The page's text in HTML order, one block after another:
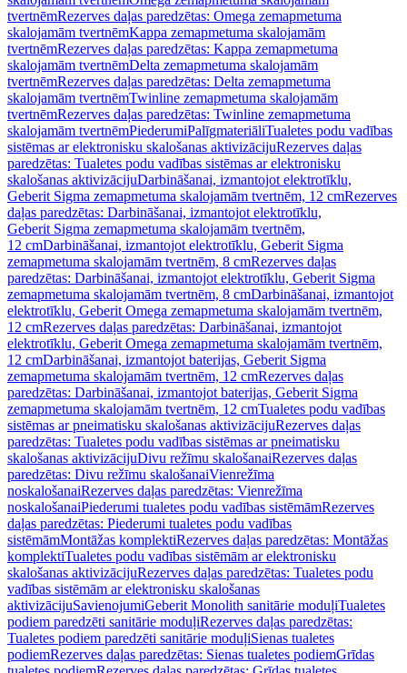
tvertnēmRezerves daļas paredzētas: Omega zemapmetuma
skalojamām tvertnēmKappa zemapmetuma skalojamām
tvertnēmRezerves daļas paredzētas: Kappa zemapmetuma
skalojamām tvertnēmDelta zemapmetuma skalojamām
tvertnēmRezerves daļas paredzētas: Delta zemapmetuma
skalojamām tvertnēmTwinline zemapmetuma skalojamām
tvertnēmRezerves daļas paredzētas: Twinline zemapmetuma
skalojamām tvertnēmPiederumiPalīgmateriāliTualetes podu vadības
sistēmas ar elektronisku skalošanas aktivizācijuRezerves daļas
paredzētas: Tualetes podu vadības sistēmas ar elektronisku
skalošanas aktivizācijuDarbināšanai, izmantojot elektrotīklu,
Geberit Sigma zemapmetuma skalojamām tvertnēm, 12 cmRezerves
daļas paredzētas: Darbināšanai, izmantojot elektrotīklu,
Geberit Sigma zemapmetuma skalojamām tvertnēm,
12 cmDarbināšanai, izmantojot elektrotīklu, Geberit Sigma
zemapmetuma skalojamām tvertnēm, 8 cmRezerves daļas
paredzētas: Darbināšanai, izmantojot elektrotīklu, Geberit Sigma
zemapmetuma skalojamām tvertnēm, 8 cmDarbināšanai, izmantojot
elektrotīklu, Geberit Omega zemapmetuma skalojamām tvertnēm,
12 cmRezerves daļas paredzētas: Darbināšanai, izmantojot
elektrotīklu, Geberit Omega zemapmetuma skalojamām tvertnēm,
12 cmDarbināšanai, izmantojot baterijas, Geberit Sigma
zemapmetuma skalojamām tvertnēm, 12 cmRezerves daļas
paredzētas: Darbināšanai, izmantojot baterijas, Geberit Sigma
zemapmetuma skalojamām tvertnēm, 12 cmTualetes podu vadības
sistēmas ar pneimatisku skalošanas aktivizācijuRezerves daļas
paredzētas: Tualetes podu vadības sistēmas ar pneimatisku
skalošanas aktivizācijuDivu režīmu skalošanaiRezerves daļas
paredzētas: Divu režīmu skalošanaiVienrežīma
noskalošanaiRezerves daļas paredzētas: Vienrežīma
noskalošanaiPiederumi tualetes podu vadības sistēmāmRezerves
daļas paredzētas: Piederumi tualetes podu vadības
sistēmāmMontāžas komplektiRezerves daļas paredzētas: Montāžas
komplektiTualetes podu vadības sistēmām ar elektronisku
skalošanas aktivizācijuRezerves daļas paredzētas: Tualetes podu
vadības sistēmām ar elektronisku skalošanas
aktivizācijuSavienojumiGeberit Monolith sanitārie moduļiTualetes
podiem paredzēti sanitārie moduļiRezerves daļas paredzētas:
Tualetes podiem paredzēti sanitārie moduļiSienas tualetes
podiemRezerves daļas paredzētas: Sienas tualetes podiemGrīdas